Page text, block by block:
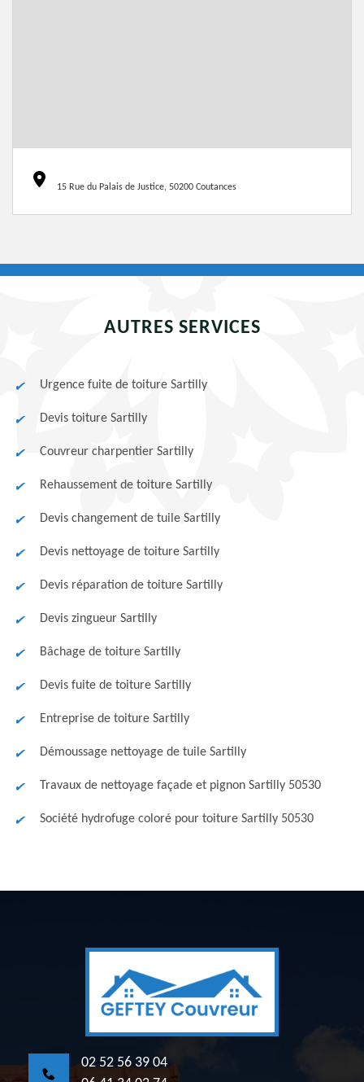
15 Rue du Palais de Justice, 50200 Coutances
AUTRES SERVICES
Urgence fuite de toiture Sartilly
Devis toiture Sartilly
Couvreur charpentier Sartilly
Rehaussement de toiture Sartilly
Devis changement de tuile Sartilly
Devis nettoyage de toiture Sartilly
Devis réparation de toiture Sartilly
Devis zingueur Sartilly
Bâchage de toiture Sartilly
Devis fuite de toiture Sartilly
Entreprise de toiture Sartilly
Démoussage nettoyage de tuile Sartilly
Travaux de nettoyage façade et pignon Sartilly 50530
Société hydrofuge coloré pour toiture Sartilly 50530
02 52 56 39 04